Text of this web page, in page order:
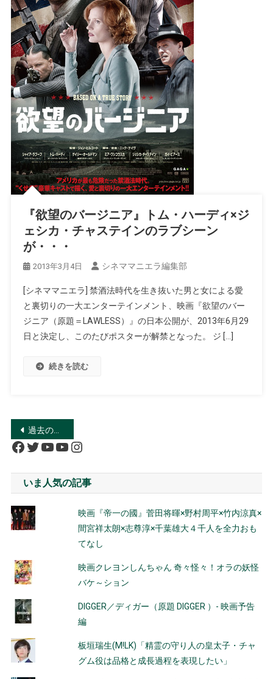
『欲望のバージニア』トム・ハーディ×ジ
ェシカ・チャステインのラブシーン
が・・・
2013年3月4日 シネママニエラ編集部
[シネママニエラ] 禁酒法時代を生き抜いた男と女による愛
と裏切りの一大エンターテインメント、映画『欲望のバー
ジニア（原題＝LAWLESS）』の日本公開が、2013年6月29
日と決定し、このたびポスターが解禁となった。 ジ […]
続きを読む
投
稿
ナ
ビ
ゲ
シ
ョ
ン
過去の投稿
Facebook
Twitter
YouTube
YouTube
Instagram
いま人気の記事
映画『帝一の國』菅田将暉×野村周平×竹内涼真×
間宮祥太朗×志尊淳×千葉雄大４千人を全力おも
てなし
映画クレヨンしんちゃん 奇々怪々！オラの妖怪
バケ～ション
DIGGER／ディガー（原題 DIGGER ）- 映画予告
編
板垣瑞生(M!LK)「精霊の守り人の皇太子・チャ
グム役は品格と成長過程を表現したい」